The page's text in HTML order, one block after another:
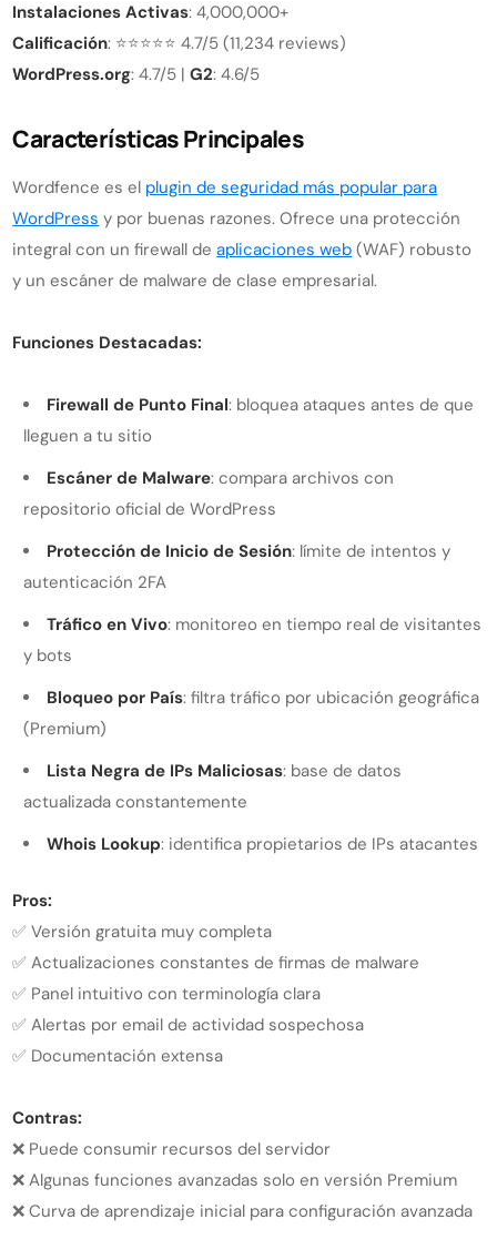
Instalaciones Activas: 4,000,000+
Calificación: ⭐⭐⭐⭐⭐ 4.7/5 (11,234 reviews)
WordPress.org: 4.7/5 |G2: 4.6/5
Características Principales
Wordfence es el plugin de seguridad más popular para
WordPress y por buenas razones. Ofrece una protección
integral con un firewall deaplicaciones web (WAF) robusto
y un escáner de malware de clase empresarial.
Funciones Destacadas:
Firewall de Punto Final: bloquea ataques antes de que
lleguen a tu sitio
Escáner de Malware: compara archivos con
repositorio oficial de WordPress
Protección de Inicio de Sesión: límite de intentos y
autenticación 2FA
Tráfico en Vivo: monitoreo en tiempo real de visitantes
y bots
Bloqueo por País: filtra tráfico por ubicación geográfica
(Premium)
Lista Negra de IPs Maliciosas: base de datos
actualizada constantemente
Whois Lookup: identifica propietarios de IPs atacantes
Pros:
✅ Versión gratuita muy completa
✅ Actualizaciones constantes de firmas de malware
✅ Panel intuitivo con terminología clara
✅ Alertas por email de actividad sospechosa
✅ Documentación extensa
Contras:
❌ Puede consumir recursos del servidor
❌ Algunas funciones avanzadas solo en versión Premium
❌ Curva de aprendizaje inicial para configuración avanzada